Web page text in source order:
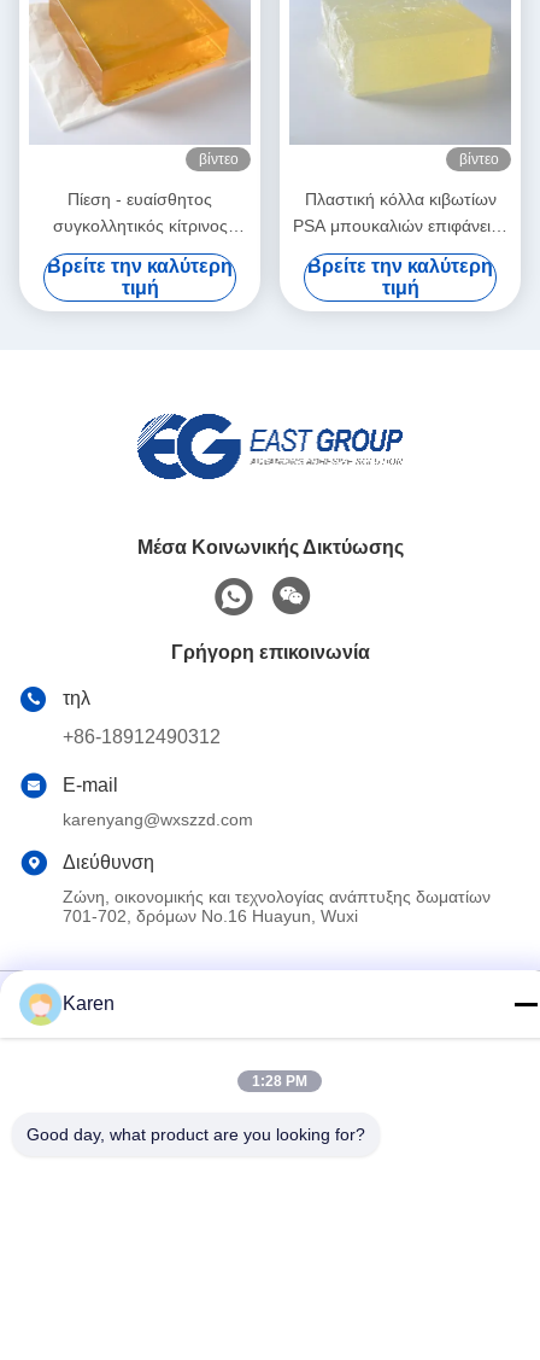
βίντεο
Πίεση - ευαίσθητος
συγκολλητικός κίτρινος
λειωμένων μετάλλων
συσκευασίας καυτός για τις
υγρές πλαστικές καλύψεις
Βρείτε την καλύτερη
τιμή
βίντεο
Πλαστική κόλλα κιβωτίων
PSA μπουκαλιών επιφάνειας
για το αυτοκόλλητο έγγραφο
ετικετών
Βρείτε την καλύτερη
τιμή
Μέσα Κοινωνικής Δικτύωσης
Γρήγορη επικοινωνία
τηλ
+86-18912490312
E-mail
karenyang@wxszzd.com
Διεύθυνση
Ζώνη, οικονομικής και τεχνολογίας ανάπτυξης δωματίων
701-702, δρόμων No.16 Huayun, Wuxi
Κίνα Καλό Ποιότητα Καυτή κόλλα λειωμένων μετάλλων PUR
Όλα τα δικαιώματα διατηρούνται.
Karen
1:28 PM
Good day, what product are you looking for?